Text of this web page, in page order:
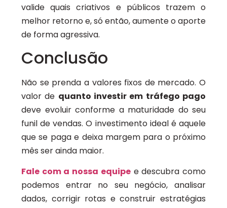
valide quais criativos e públicos trazem o
melhor retorno e, só então, aumente o aporte
de forma agressiva.
Conclusão
Não se prenda a valores fixos de mercado. O
valor de quanto investir em tráfego pago
deve evoluir conforme a maturidade do seu
funil de vendas. O investimento ideal é aquele
que se paga e deixa margem para o próximo
mês ser ainda maior.
Fale com a nossa equipee descubra como
podemos entrar no seu negócio, analisar
dados, corrigir rotas e construir estratégias